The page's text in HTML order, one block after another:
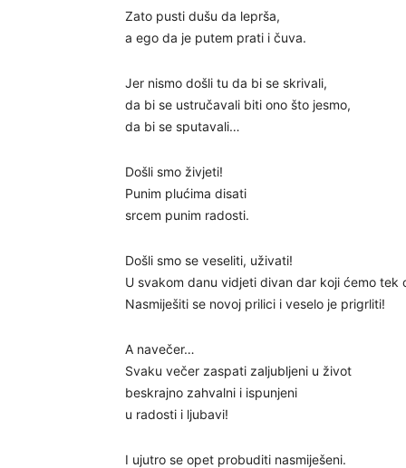
Zato pusti dušu da leprša,
a ego da je putem prati i čuva.
Jer nismo došli tu da bi se skrivali,
da bi se ustručavali biti ono što jesmo,
da bi se sputavali…
Došli smo živjeti!
Punim plućima disati
srcem punim radosti.
Došli smo se veseliti, uživati!
U svakom danu vidjeti divan dar koji ćemo tek
Nasmiješiti se novoj prilici i veselo je prigrliti!
A navečer…
Svaku večer zaspati zaljubljeni u život
beskrajno zahvalni i ispunjeni
u radosti i ljubavi!
I ujutro se opet probuditi nasmiješeni.